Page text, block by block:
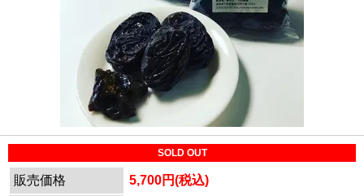
SOLD OUT
販売価格
5,700円(税込)